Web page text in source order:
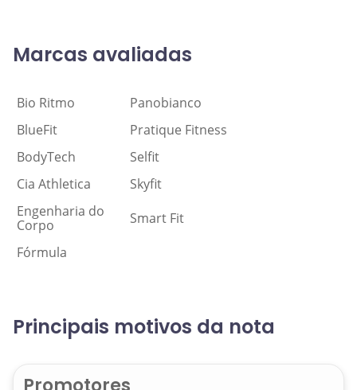
Marcas avaliadas
Bio Ritmo
Panobianco
BlueFit
Pratique Fitness
BodyTech
Selfit
Cia Athletica
Skyfit
Engenharia do
Corpo
Smart Fit
Fórmula
Principais motivos da nota